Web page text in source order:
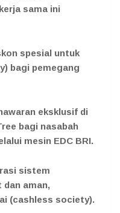
sama ini
spesial untuk
bagi pemegang
eksklusif di
bagi nasabah
mesin EDC BRI.
sistem
dan aman,
(cashless society).